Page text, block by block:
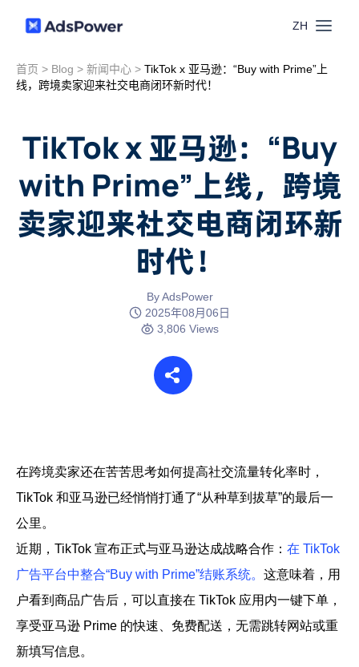
ZH
功能
窗口同步
RPA
云手机
联盟营销
跨境电商
SEO & SERP
博客中心
合作伙伴中心
免费工具
推广返现
价格
首页 > Blog > 新闻中心 > TikTok x 亚马逊：“Buy with Prime”上
线，跨境卖家迎来社交电商闭环新时代！
TikTok x 亚马逊：“Buy
with Prime”上线，跨境
卖家迎来社交电商闭环新
时代！
By AdsPower
2025年08月06日
3,806 Views
在跨境卖家还在苦苦思考如何提高社交流量转化率时，
TikTok 和亚马逊已经悄悄打通了“从种草到拔草”的最后一
公里。
近期，TikTok 宣布正式与亚马逊达成战略合作： 在 TikTok
广告平台中整合“Buy with Prime”结账系统。 这意味着，用
户看到商品广告后，可以直接在 TikTok 应用内一键下单，
享受亚马逊 Prime 的快速、免费配送，无需跳转网站或重
新填写信息。